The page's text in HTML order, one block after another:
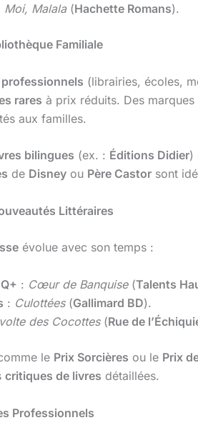
Moi, Malala(Hachette Romans).
Familiale
(librairies, écoles,
rares à prix réduits. Des marques
aux familles.
bilingues (ex. : Éditions Didier)
de Disney ou Père Castor sont
Littéraires
évolue avec son temps :
: Cœur de Banquise(Talents
: Culottées(Gallimard BD).
des Cocottes(Rue de
le Prix Sorcières ou le Prix
critiques de livres détaillées.
Professionnels